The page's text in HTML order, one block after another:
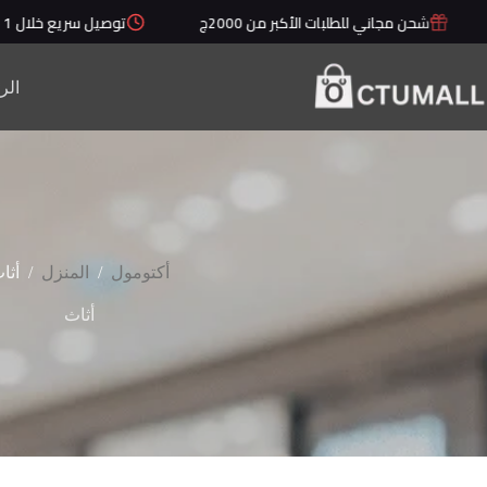
التجاوزشحن مجاني للطلبات الأكبر من 2000ج توصيل سريع خلال 1 - 5 أيام
أكتومول / المنزل /
أثاث